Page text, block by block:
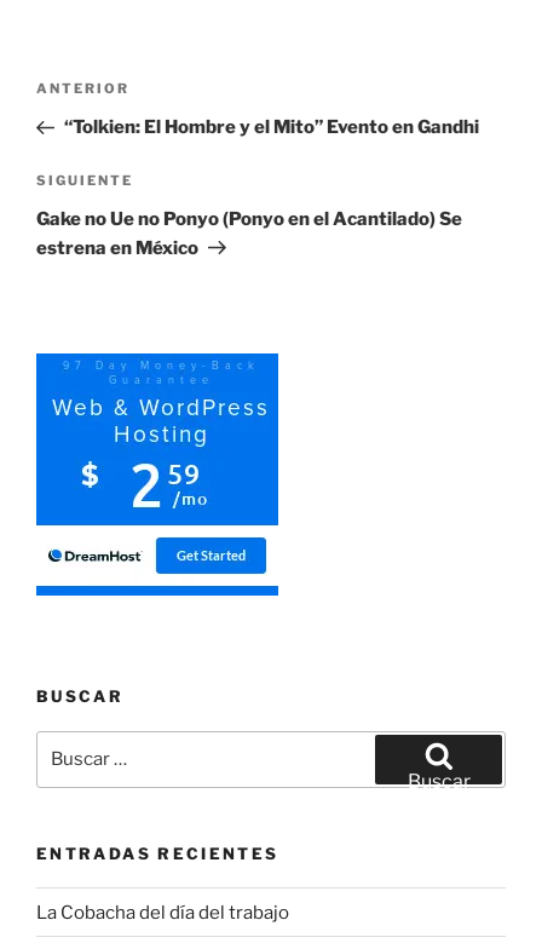
Navegación
entradas
Entrada
anterior:
ANTERIOR
“Tolkien: El Hombre y el Mito” Evento en Gandhi
Siguiente
entrada
SIGUIENTE
Gake no Ue no Ponyo (Ponyo en el Acantilado) Se
estrena en México
BUSCAR
por:
Buscar
ENTRADAS RECIENTES
La Cobacha del día del trabajo